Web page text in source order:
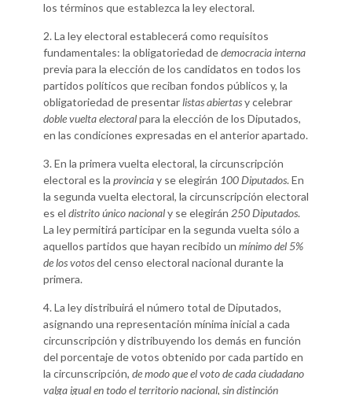
los términos que establezca la ley electoral.
2. La ley electoral establecerá como requisitos
fundamentales: la obligatoriedad dedemocracia interna
previa para la elección de los candidatos en todos los
partidos políticos que reciban fondos públicos y, la
obligatoriedad de presentarlistas abiertasy celebrar
doble vuelta electoralpara la elección de los Diputados,
en las condiciones expresadas en el anterior apartado.
3. En la primera vuelta electoral, la circunscripción
electoral es la provinciay se elegirán 100 Diputados. En
la segunda vuelta electoral, la circunscripción electoral
es el distrito único nacionaly se elegirán 250 Diputados.
La ley permitirá participar en la segunda vuelta sólo a
aquellos partidos que hayan recibido un mínimo del 5%
de los votosdel censo electoral nacional durante la
primera.
4. La ley distribuirá el número total de Diputados,
asignando una representación mínima inicial a cada
circunscripción y distribuyendo los demás en función
del porcentaje de votos obtenido por cada partido en
la circunscripción, de modo que el voto de cada ciudadano
valga igual en todo el territorio nacional, sin distinción